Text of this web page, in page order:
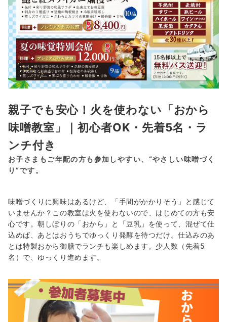
親子でも安心！火を使わない「おから
味噌教室」｜初心者OK・先着5名・ラ
ンチ付き
お子さまもご年配の方も参加しやすい、“やさしい味噌づく
り”です。
味噌づくりに興味はあるけど、「手間がかかりそう」と感じて
いませんか？この教室は火を使わないので、はじめての方も安
心です。朝しぼりの「おから」と「豆乳」を使って、混ぜて仕
込めば、あとはおうちでゆっくり発酵を待つだけ。仕込みのあ
とは特製おから御膳でランチも楽しめます。少人数（先着5
名）で、ゆっくり進めます。